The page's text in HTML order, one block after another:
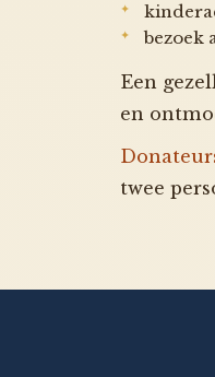
bezoek
Een
en
twee